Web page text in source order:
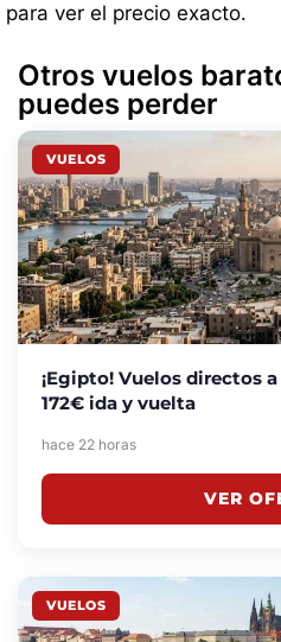
para ver el precio exacto.
Otros vuelos
puedes perder
VUELOS
¡Egipto! Vuelos directos
172€ ida y vuelta
hace 22 horas
VER
VUELOS